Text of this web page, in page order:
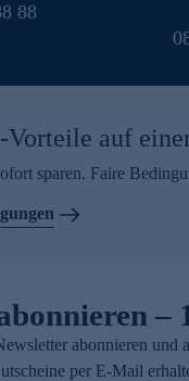
88
Vorteile auf
sparen. Faire
–
abonnieren und
per E-Mail